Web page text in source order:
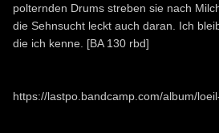
polternden Drums streben sie nach
die Sehnsucht leckt auch daran. Ich
die ich kenne. [BA 130 rbd]
https://lastpo.bandcamp.com/album/